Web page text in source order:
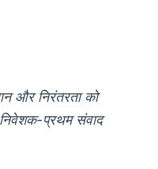
और निरंतरता को
निवेशक-प्रथम संवाद